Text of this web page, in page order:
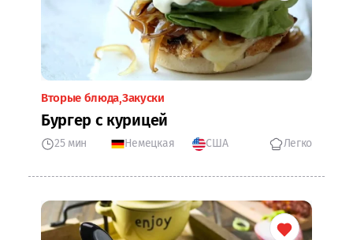
Вторые блюда Закуски
Бургер с курицей
25 мин Немецкая США Легко